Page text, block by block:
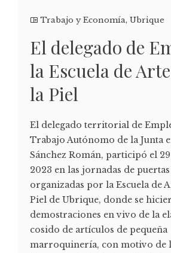
Trabajo y Economía, Ubrique
El delegado de
la Escuela de
la Piel
El delegado territorial de
Trabajo Autónomo de la Junta
Sánchez Román, participó el
2023 en las jornadas de
organizadas por la Escuela de
Piel de Ubrique, donde se
demostraciones en vivo de la
cosido de artículos de pequeña
marroquinería, con motivo de